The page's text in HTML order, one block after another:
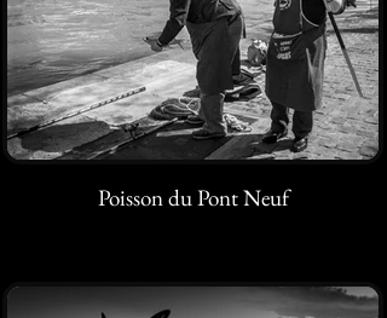
Poisson du Pont Neuf